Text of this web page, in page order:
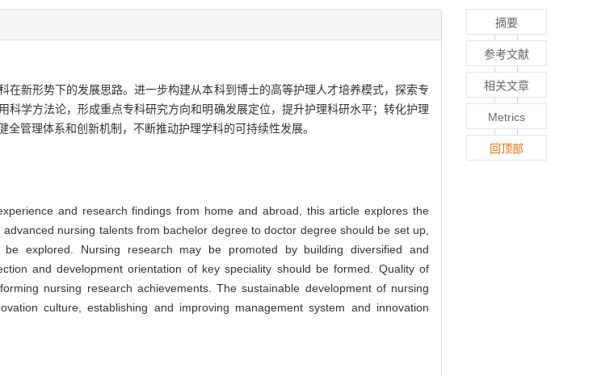
新形势下的发展思路。进一步构建从本科到博士的高等护理人才培养模式，探索专
学方法论，形成重点专科研究方向和明确发展定位，提升护理科研水平；转化护理
管理体系和创新机制，不断推动护理学科的可持续性发展。
and research findings from home and abroad, this article explores the
nursing talents from bachelor degree to doctor degree should be set up,
explored. Nursing research may be promoted by building diversified and
and development orientation of key speciality should be formed. Quality of
nursing research achievements. The sustainable development of nursing
culture, establishing and improving management system and innovation
摘要
参考文献
相关文章
Metrics
回顶部